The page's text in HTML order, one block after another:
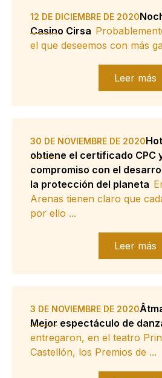
12 DE DICIEMBRE DE 2020
Casino Cirsa
el que deseemos con más
Leer más
30 DE NOVIEMBRE DE 2020
obtiene el certificado CPC
compromiso con el
la protección del planeta
Arenas tienen claro que
por ello ...
Leer más
3 DE NOVIEMBRE DE 2020
Mejor espectáculo de
entregaron, en el teatro
Castellón, los Premios de ...